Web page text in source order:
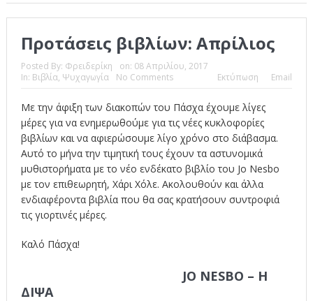
Σπιρτόκουτο: η απόλυτη αντισυμβατική καλοκαιρινή ταινία
Το Top 5 της εβδομάδας #517
Η Φροντίδα Έχει Πολλές Μορφές: Κι Όλες Σε Αφορούν
Τρία Βήματα Μπροστά για Σένα και την Επιχείρησή σου
Όψεις και Απόψεις
Αξίζει άραγε?
Προτάσεις βιβλίων: Απρίλιος
Posted By: Φρειδερίκη on: 08 Απριλίου, 2017
In: Βιβλία, Ψυχαγωγία No Comments Εκτύπωση Email
Με την άφιξη των διακοπών του Πάσχα έχουμε λίγες
μέρες για να ενημερωθούμε για τις νέες κυκλοφορίες
βιβλίων και να αφιερώσουμε λίγο χρόνο στο διάβασμα.
Αυτό το μήνα την τιμητική τους έχουν τα αστυνομικά
μυθιστορήματα με το νέο ενδέκατο βιβλίο του Jo Nesbo
με τον επιθεωρητή, Χάρι Χόλε. Ακολουθούν και άλλα
ενδιαφέροντα βιβλία που θα σας κρατήσουν συντροφιά
τις γιορτινές μέρες.
Καλό Πάσχα!
JO NESBO – Η
ΔΙΨΑ